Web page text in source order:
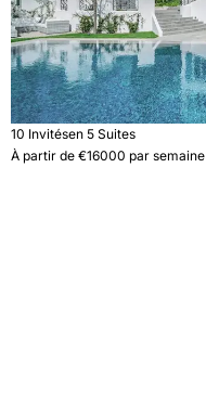
10 Invitésen 5 Suites
À partir de €16000 par semaine